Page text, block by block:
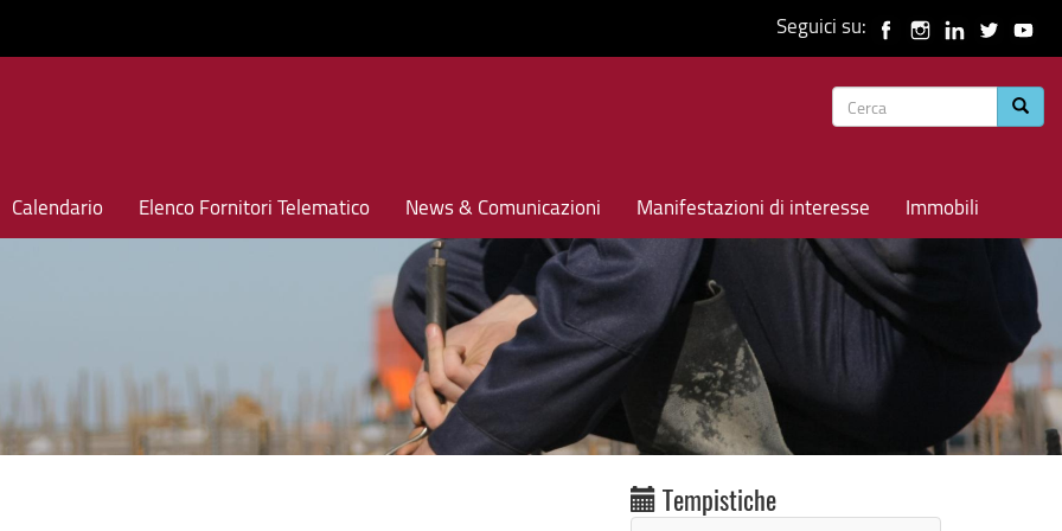
Seguici su:
Form
ricerca
Calendario Elenco Fornitori Telematico News & Comunicazioni Manifestazioni di interesse Immobili
Tempistiche